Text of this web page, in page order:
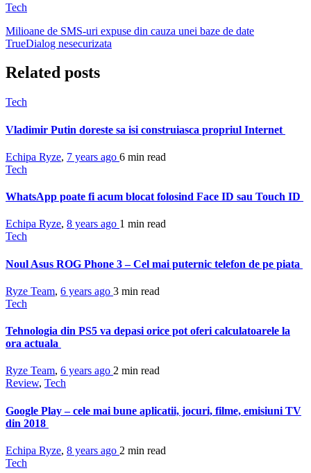
Tech
Milioane de SMS-uri expuse din cauza unei baze de date
TrueDialog nesecurizata
Related posts
Tech
Vladimir Putin doreste sa isi construiasca propriul Internet
Echipa Ryze, 7 years ago 6 min read
Tech
WhatsApp poate fi acum blocat folosind Face ID sau Touch ID
Echipa Ryze, 8 years ago 1 min read
Tech
Noul Asus ROG Phone 3 – Cel mai puternic telefon de pe piata
Ryze Team, 6 years ago 3 min read
Tech
Tehnologia din PS5 va depasi orice pot oferi calculatoarele la
ora actuala
Ryze Team, 6 years ago 2 min read
Review, Tech
Google Play – cele mai bune aplicatii, jocuri, filme, emisiuni TV
din 2018
Echipa Ryze, 8 years ago 2 min read
Tech